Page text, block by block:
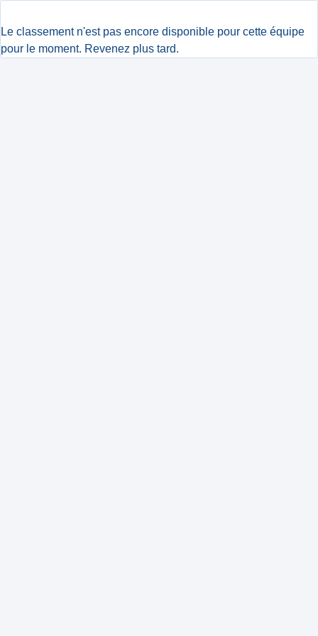
Le classement n'est pas encore disponible pour cette équipe
pour le moment. Revenez plus tard.